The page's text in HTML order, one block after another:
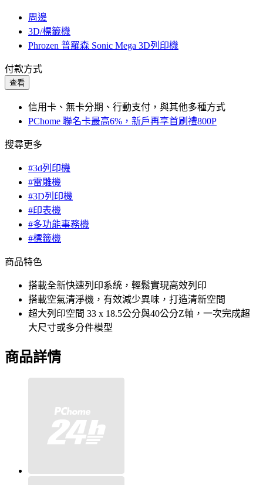
周邊
3D/標籤機
Phrozen 普羅森 Sonic Mega 3D列印機
付款方式
查看
信用卡、無卡分期、行動支付，與其他多種方式
PChome 聯名卡最高6%，新戶再享首刷禮800P
搜尋更多
#3d列印機
#雷雕機
#3D列印機
#印表機
#多功能事務機
#標籤機
商品特色
搭載全新快速列印系統，輕鬆實現高效列印
搭載空氣清淨機，有效減少異味，打造清新空間
超大列印空間 33 x 18.5公分與40公分Z軸，一次完成超
大尺寸或多分件模型
商品詳情